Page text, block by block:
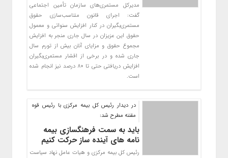
مدیرکل مستمری‌های سازمان تأمین اجتماعی
گفت: اجرای قانون متناسب‌سازی حقوق
مستمری‌بگیران در کنار افزایش سنواتی و معمول
حقوق این عزیزان در سال جاری منجر به افزایش
مجموع حقوق و مزایای آنان بیش از تورم سال
جاری شده و در برخی از اقشار مستمری‌بگیران
افزایش دریافتی حتی تا 80 درصد نیز انجام شده
است.
در دیدار رئیس کل بیمه مرکزی با رئیس قوه
مقننه مطرح شد:
باید به سمت فرهنگسازی بیمه
نامه های آینده ساز حرکت کنیم
رئیس کل بیمه مرکزی و هیات عامل نهاد سیاست